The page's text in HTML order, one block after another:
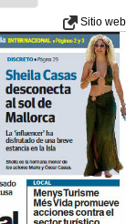
Sitio web